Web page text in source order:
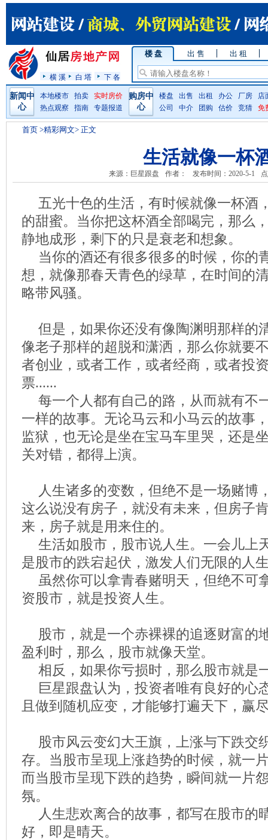
横 溪 白 塔 下 各
楼 盘 出 售 出 租
新闻中
心
本地楼市 拍卖
实时房价
热点观察
指南 专题报道
购房中
心
楼盘 出售 出租 办公 厂房
店
公司
中介 团购 估价 竞猜 免
首页 >精彩网文> 正文
生活就像一杯
来源：巨星跟盘 作者： 发布时间：2020-5-1
五光十色的生活，有时候就像一杯酒
的甜蜜。当你把这杯酒全部喝完，那么
静地成形，剩下的只是衰老和想象。
当你的酒还有很多很多的时候，你的
想，就像那春天青色的绿草，在时间的
略带风骚。
但是，如果你还没有像陶渊明那样的
像老子那样的超脱和潇洒，那么你就要
者创业，或者工作，或者经商，或者投
票......
每一个人都有自己的路，从而就有不
一样的故事。无论马云和小马云的故事
监狱，也无论是坐在宝马车里哭，还是
关对错，都得上演。
人生诸多的变数，但绝不是一场赌博
这么说没有房子，就没有未来，但房子
来，房子就是用来住的。
生活如股市，股市说人生。一会儿上
是股市的跌宕起伏，激发人们无限的人
虽然你可以拿青春赌明天，但绝不可
资股市，就是投资人生。
股市，就是一个赤裸裸的追逐财富的
盈利时，那么，股市就像天堂。
相反，如果你亏损时，那么股市就是
巨星跟盘认为，投资者唯有良好的心
且做到随机应变，才能够打遍天下，赢
股市风云变幻大王旗，上涨与下跌交
存。当股市呈现上涨趋势的时候，就一
而当股市呈现下跌的趋势，瞬间就一片
氛。
人生悲欢离合的故事，都写在股市的
好，即是晴天。